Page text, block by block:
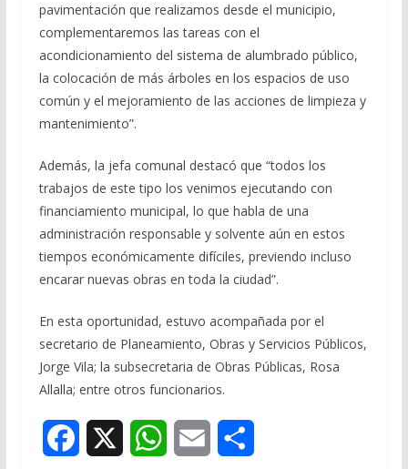
pavimentación que realizamos desde el municipio,
complementaremos las tareas con el
acondicionamiento del sistema de alumbrado público,
la colocación de más árboles en los espacios de uso
común y el mejoramiento de las acciones de limpieza y
mantenimiento”.
Además, la jefa comunal destacó que “todos los
trabajos de este tipo los venimos ejecutando con
financiamiento municipal, lo que habla de una
administración responsable y solvente aún en estos
tiempos económicamente difíciles, previendo incluso
encarar nuevas obras en toda la ciudad”.
En esta oportunidad, estuvo acompañada por el
secretario de Planeamiento, Obras y Servicios Públicos,
Jorge Vila; la subsecretaria de Obras Públicas, Rosa
Allalla; entre otros funcionarios.
W